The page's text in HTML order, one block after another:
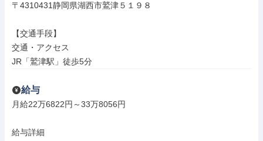
〒4310431静岡県湖西市鷲津５１９８
【交通手段】
交通・アクセス
JR「鷲津駅」徒歩5分
給与
月給22万6822円～33万8056円
給与詳細